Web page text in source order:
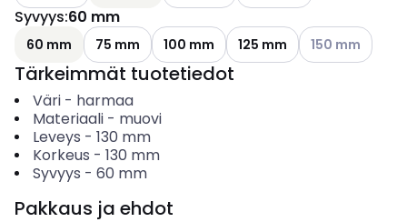
Syvyys:60 mm
60 mm 75 mm 100 mm 125 mm Katso
150 mm
Tärkeimmät tuotetiedot
Väri- harmaa
Materiaali- muovi
Leveys - 130 mm
Korkeus - 130 mm
Syvyys - 60 mm
Pakkaus ja ehdot